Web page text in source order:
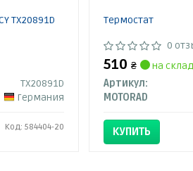
TX20891D
TX20891D
Германия
Код: 584404-20
Термостат
0
510 ₴
на
Артикул:
MOTORAD
КУПИТЬ